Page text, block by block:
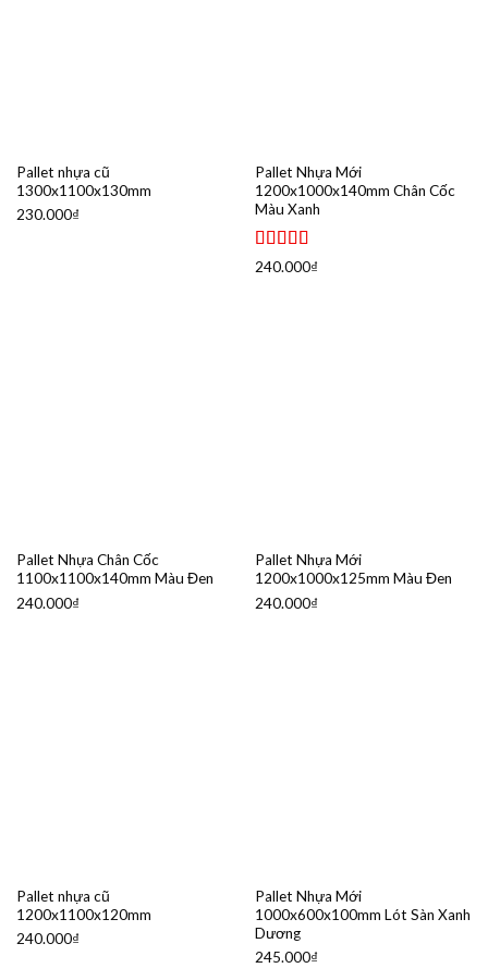
Pallet nhựa cũ
1300x1100x130mm
230.000₫
Pallet Nhựa Mới
1200x1000x140mm Chân Cốc
Màu Xanh
Được xếp
240.000₫
Pallet Nhựa Chân Cốc
1100x1100x140mm Màu Đen
240.000₫
Pallet Nhựa Mới
1200x1000x125mm Màu Đen
240.000₫
Pallet nhựa cũ
1200x1100x120mm
240.000₫
Pallet Nhựa Mới
1000x600x100mm Lót Sàn Xanh
Dương
245.000₫